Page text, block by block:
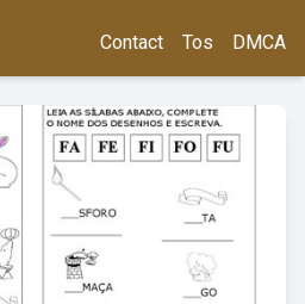
Contact Tos DMCA